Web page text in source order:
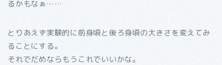
るかもなぁ……
とりあえず実験的に前身頃と後ろ身頃の大きさを変えてみ
ることにする。
それでだめならもうこれでいいかな。